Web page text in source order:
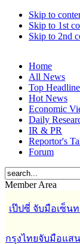
Skip to
Skip to 1st
Skip to 2nd
Home
All News
Top
Hot News
Economic
Daily
IR & PR
Reportor's
Forum
Member Area
เป๊ปซี่ จับมือเซ็
กรุงไทยจับมือแส